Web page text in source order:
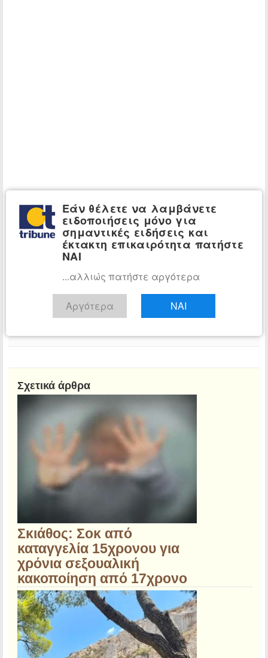
Αίθουσα Σύνταξης
Τμήμα ειδήσεων tribune.gr
Σχετικά άρθρα
Σκιάθος: Σοκ από
καταγγελία 15χρονου για
χρόνια σεξουαλική
κακοποίηση από 17χρονο
Εάν θέλετε να λαμβάνετε
ειδοποιήσεις μόνο για
σημαντικές ειδήσεις και
έκτακτη επικαιρότητα πατήστε
ΝΑΙ
...αλλιώς πατήστε αργότερα
Αργότερα ΝΑΙ